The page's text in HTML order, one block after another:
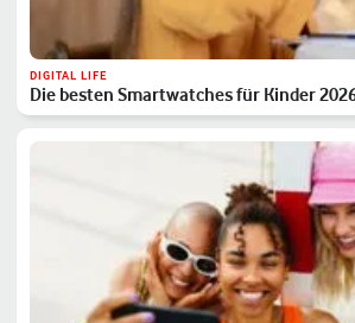
DIGITAL LIFE
Die besten Smartwatches für Kinder